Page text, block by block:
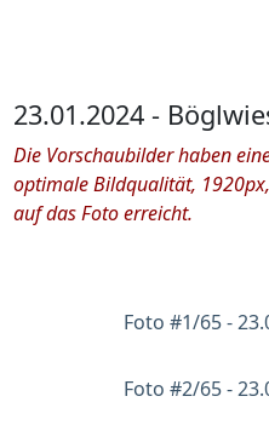
23.01.2024 -
Die Vorschaubilder haben
optimale Bildqualität,
auf das Foto erreicht.
Foto #1/65 -
Foto #2/65 -